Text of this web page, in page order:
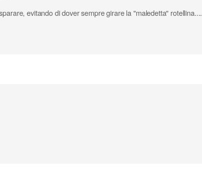
evitando di dover sempre girare la "maledetta" rotellina....